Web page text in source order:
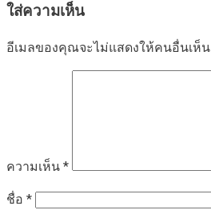
ใส่ความเห็น
อีเมลของคุณจะไม่แสดงให้คนอื่นเห็น
ความเห็น *
ชื่อ *